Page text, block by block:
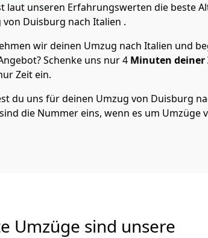
laut unseren Erfahrungswerten die beste
von Duisburg nach Italien .
wir deinen Umzug nach Italien und
Schenke uns nur4 Minuten deiner
Zeit ein.
du uns für deinen Umzug von Duisburg
die Nummer eins, wenn es um Umzüge
Umzüge sind unsere